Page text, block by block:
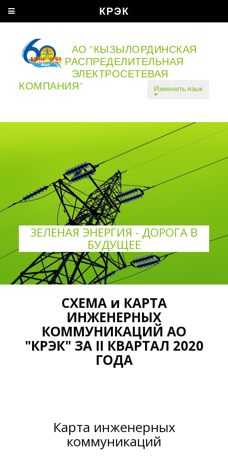
АО "КЫЗЫЛОРДИНСКАЯ
РАСПРЕДЕЛИТЕЛЬНАЯ
ЭЛЕКТРОСЕТЕВАЯ
КОМПАНИЯ"
Изменить язык
ЗЕЛЕНАЯ ЭНЕРГИЯ - ДОРОГА В
БУДУЩЕЕ
СХЕМА и КАРТА
ИНЖЕНЕРНЫХ
КОММУНИКАЦИЙ АО
"КРЭК" ЗА II КВАРТАЛ 2020
ГОДА
Карта инженерных
коммуникаций
КРЭК